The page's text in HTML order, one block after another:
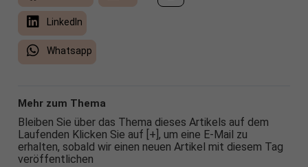
LinkedIn
Whatsapp
Mehr zum Thema
Bleiben Sie über das Thema dieses Artikels auf dem
Laufenden Klicken Sie auf [+], um eine E-Mail zu
erhalten, sobald wir einen neuen Artikel mit diesem Tag
veröffentlichen